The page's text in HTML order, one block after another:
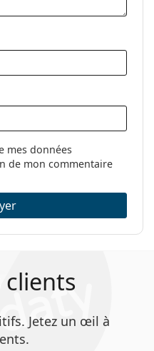
53
mes données
de mon commentaire
Jetez un œil à